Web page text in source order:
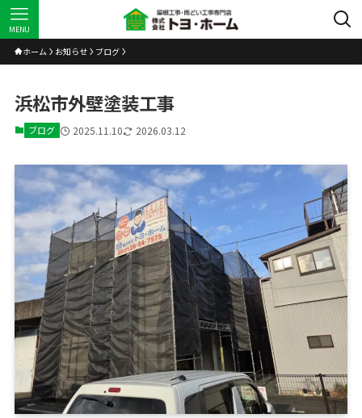
MENU
ホーム お知らせ ブログ
浜松市外壁塗装工事
ブログ 2025.11.10 2026.03.12